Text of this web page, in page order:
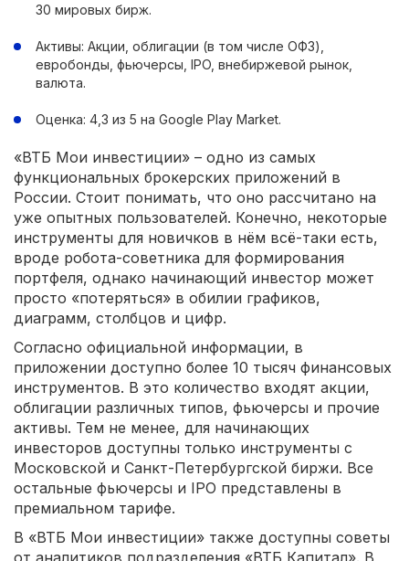
30 мировых бирж.
Активы: Акции, облигации (в том числе ОФЗ),
евробонды, фьючерсы, IPO, внебиржевой рынок,
валюта.
Оценка: 4,3 из 5 на Google Play Market.
«ВТБ Мои инвестиции» – одно из самых
функциональных брокерских приложений в
России. Стоит понимать, что оно рассчитано на
уже опытных пользователей. Конечно, некоторые
инструменты для новичков в нём всё-таки есть,
вроде робота-советника для формирования
портфеля, однако начинающий инвестор может
просто «потеряться» в обилии графиков,
диаграмм, столбцов и цифр.
Согласно официальной информации, в
приложении доступно более 10 тысяч финансовых
инструментов. В это количество входят акции,
облигации различных типов, фьючерсы и прочие
активы. Тем не менее, для начинающих
инвесторов доступны только инструменты с
Московской и Санкт-Петербургской биржи. Все
остальные фьючерсы и IPO представлены в
премиальном тарифе.
В «ВТБ Мои инвестиции» также доступны советы
от аналитиков подразделения «ВТБ Капитал». В